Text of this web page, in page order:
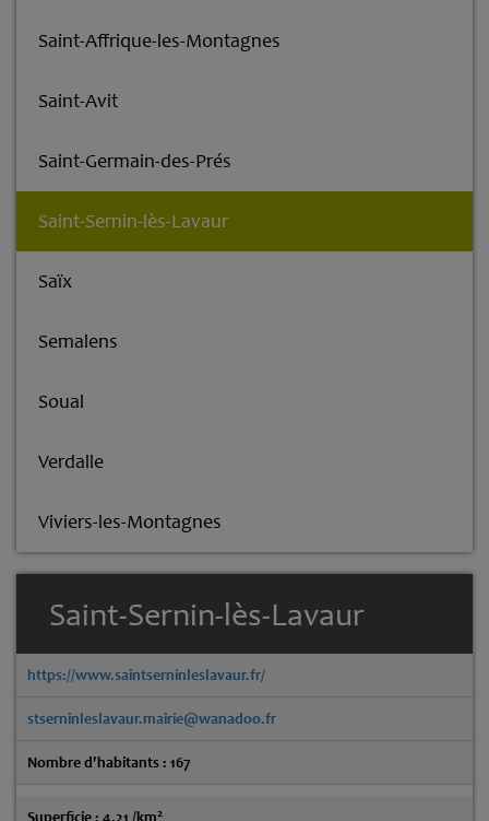
Saint-Affrique-les-Montagnes
Saint-Avit
Saint-Germain-des-Prés
Saint-Sernin-lès-Lavaur
Saïx
Semalens
Soual
Verdalle
Viviers-les-Montagnes
Saint-Sernin-lès-Lavaur
https://www.saintserninleslavaur.fr/
stserninleslavaur.mairie@wanadoo.fr
Nombre d'habitants : 167
Superficie : 4.21 /km2